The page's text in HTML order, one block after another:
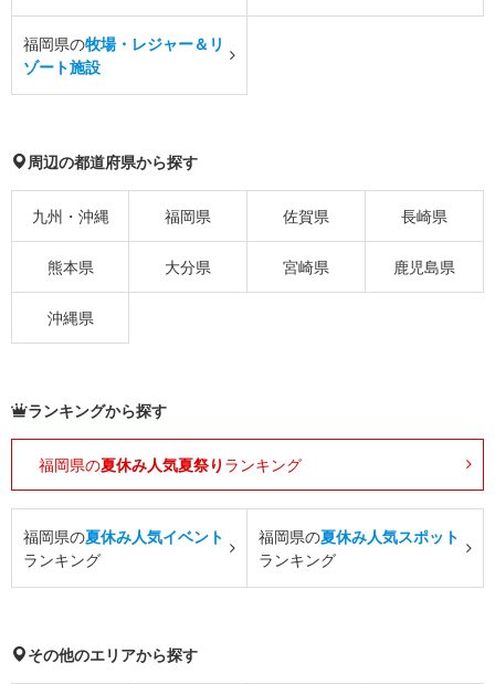
福岡県の牧場・レジャー＆リ
ゾート施設
周辺の都道府県から探す
九州・沖縄 福岡県 佐賀県 長崎県
熊本県 大分県 宮崎県 鹿児島県
沖縄県
ランキングから探す
福岡県の夏休み人気夏祭り ランキング
福岡県の夏休み人気イベント
ランキング
福岡県の夏休み人気スポット
ランキング
その他のエリアから探す